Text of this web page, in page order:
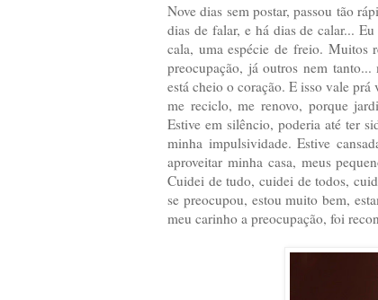
Nove dias sem postar, passou tão
dias de falar, e há dias de calar...
cala, uma espécie de freio. Muitos
preocupação, já outros nem
está cheio o coração. E isso vale
me reciclo, me renovo, porque
Estive em silêncio, poderia até ter
minha impulsividade. Estive
aproveitar minha casa, meus
Cuidei de tudo, cuidei de todos,
se preocupou, estou muito bem,
meu carinho a preocupação, foi